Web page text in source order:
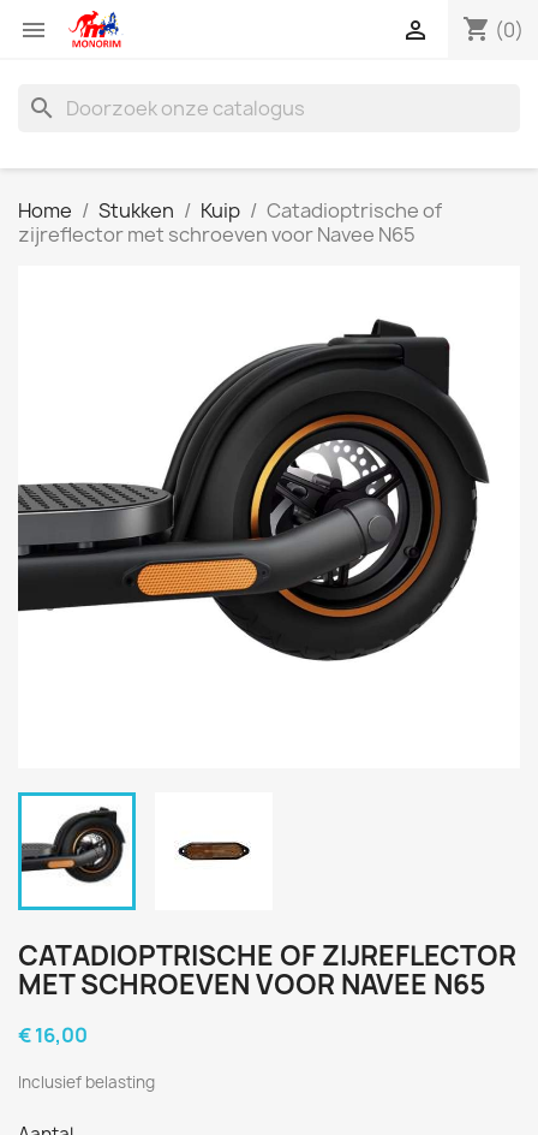
 shopping_cart (0)

search
Home Stukken Kuip
Catadioptrische of
zijreflector met schroeven voor Navee N65
CATADIOPTRISCHE OF ZIJREFLECTOR
MET SCHROEVEN VOOR NAVEE N65
€ 16,00
Inclusief belasting